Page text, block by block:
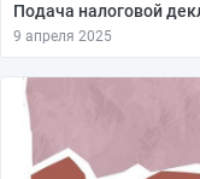
Подача налоговой
9 апреля 2025